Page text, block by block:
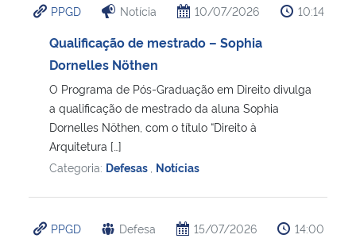
PPGD Notícia 10/07/2026 10:14
Qualificação de mestrado – Sophia
Dornelles Nöthen
O Programa de Pós-Graduação em Direito divulga
a qualificação de mestrado da aluna Sophia
Dornelles Nöthen, com o título “Direito à
Arquitetura […]
Categoria: Defesas Notícias
PPGD Defesa 15/07/2026 14:00